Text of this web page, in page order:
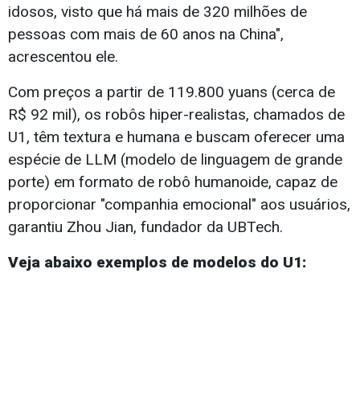
idosos, visto que há mais de 320 milhões de
pessoas com mais de 60 anos na China",
acrescentou ele.
Com preços a partir de 119.800 yuans (cerca de
R$ 92 mil), os robôs hiper-realistas, chamados de
U1, têm textura e humana e buscam oferecer uma
espécie de LLM (modelo de linguagem de grande
porte) em formato de robô humanoide, capaz de
proporcionar "companhia emocional" aos usuários,
garantiu Zhou Jian, fundador da UBTech.
Veja abaixo exemplos de modelos do U1: